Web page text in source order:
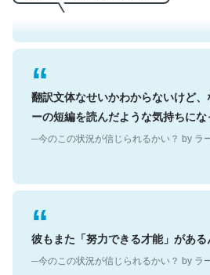
翻訳文体なせいかわからないけど、
ーの短編を読んだような気持ちにな
─今のこの状況が信じられるかい？ by ラ
彼もまた「努力できる才能」がある
─今のこの状況が信じられるかい？ by ラ